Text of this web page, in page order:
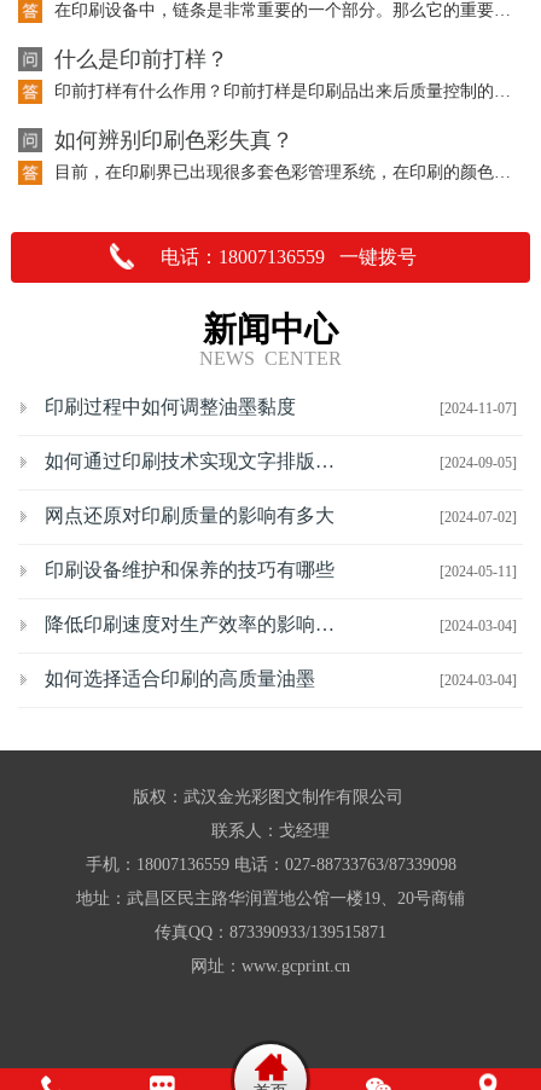
在印刷设备中，链条是非常重要的一个部分。那么它的重要性体现在哪里呢？请听以下的…
什么是印前打样？
印前打样有什么作用？印前打样是印刷品出来后质量控制的重要依据，也是与客户沟通交…
如何辨别印刷色彩失真？
目前，在印刷界已出现很多套色彩管理系统，在印刷的颜色上都有了一定的控制，但是在…
电话：18007136559 一键拨号
新闻中心
NEWS CENTER
[2024-11-07]
印刷过程中如何调整油墨黏度
[2024-09-05]
如何通过印刷技术实现文字排版的优化
[2024-07-02]
网点还原对印刷质量的影响有多大
[2024-05-11]
印刷设备维护和保养的技巧有哪些
[2024-03-04]
降低印刷速度对生产效率的影响有哪些
[2024-03-04]
如何选择适合印刷的高质量油墨
版权：武汉金光彩图文制作有限公司
联系人：戈经理
手机：18007136559 电话：027-88733763/87339098
地址：武昌区民主路华润置地公馆一楼19、20号商铺
传真QQ：873390933/139515871
网址：www.gcprint.cn